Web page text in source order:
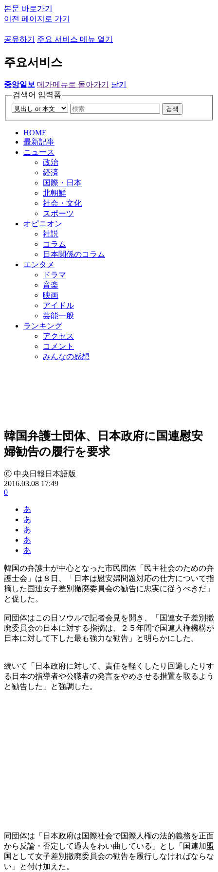
본문 바로가기
이전 페이지로 가기
공유하기 주요 서비스 메뉴 열기
주요서비스
중앙일보 메가메뉴로 돌아가기
닫기
검색어 입력폼
검색
HOME
最新記事
ニュース
政治
経済
国際・日本
北朝鮮
社会・文化
スポーツ
オピニオン
社説
コラム
日本関係のコラム
エンタメ
ドラマ
音楽
映画
アイドル
芸能一般
ランキング
アクセス
コメント
みんなの感想
韓国弁護士団体、日本政府に国連慰安
婦勧告の履行を要求
ⓒ 中央日報日本語版
2016.03.08 17:49
0
あ
あ
あ
あ
あ
韓国の弁護士が中心となった市民団体「民主社会のための弁
護士会」は８日、「日本は慰安婦問題対応の仕方について指
摘した国連女子差別撤廃委員会の勧告に忠実に従うべきだ」
と促した。
同団体はこの日ソウルで記者会見を開き、「国連女子差別撤
廃委員会の日本に対する指摘は、２５年間で国連人権機構が
日本に対して下した最も強力な勧告」と明らかにした。
続いて「日本政府に対して、責任を軽くしたり回避したりす
る日本の指導者や公職者の発言をやめさせる措置を取るよう
と勧告した」と強調した。
同団体は「日本政府は国際社会で国際人権の法的義務を正面
から反論・否定して過去をわい曲している」とし「国連加盟
国として女子差別撤廃委員会の勧告を履行しなければならな
い」と付け加えた。